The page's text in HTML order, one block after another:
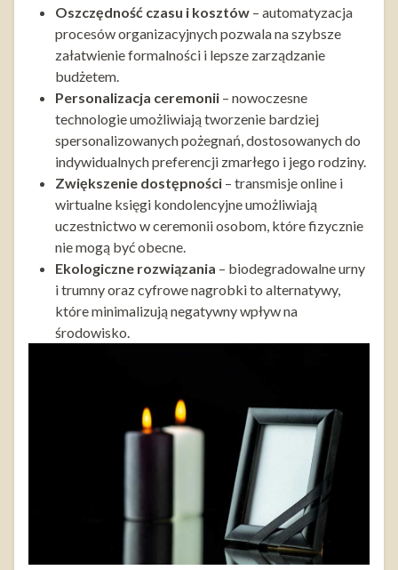
Oszczędność czasu i kosztów – automatyzacja
procesów organizacyjnych pozwala na szybsze
załatwienie formalności i lepsze zarządzanie
budżetem.
Personalizacja ceremonii – nowoczesne
technologie umożliwiają tworzenie bardziej
spersonalizowanych pożegnań, dostosowanych do
indywidualnych preferencji zmarłego i jego rodziny.
Zwiększenie dostępności – transmisje online i
wirtualne księgi kondolencyjne umożliwiają
uczestnictwo w ceremonii osobom, które fizycznie
nie mogą być obecne.
Ekologiczne rozwiązania – biodegradowalne urny
i trumny oraz cyfrowe nagrobki to alternatywy,
które minimalizują negatywny wpływ na
środowisko.